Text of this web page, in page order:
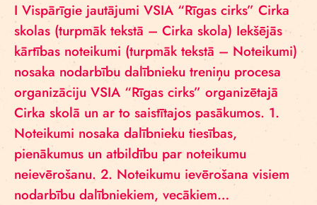
I Vispārīgie jautājumi VSIA “Rīgas cirks” Cirka
skolas (turpmāk tekstā – Cirka skola) Iekšējās
kārtības noteikumi (turpmāk tekstā – Noteikumi)
nosaka nodarbību dalībnieku treniņu procesa
organizāciju VSIA “Rīgas cirks” organizētajā
Cirka skolā un ar to saistītajos pasākumos. 1.
Noteikumi nosaka dalībnieku tiesības,
pienākumus un atbildību par noteikumu
neievērošanu. 2. Noteikumu ievērošana visiem
nodarbību dalībniekiem, vecākiem…